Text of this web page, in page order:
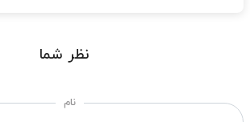
نظر شما
نام